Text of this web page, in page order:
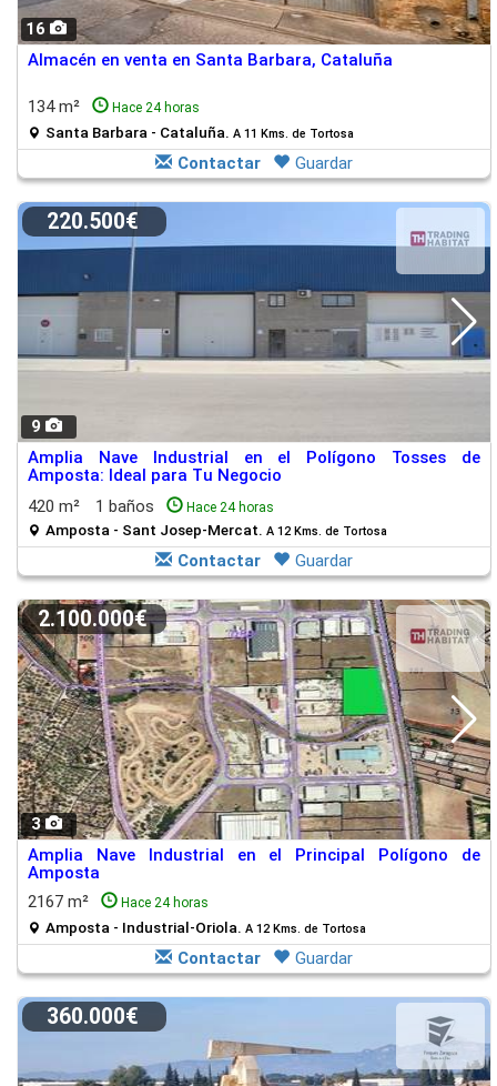
16
Almacén en venta en Santa Barbara, Cataluña
134 m² Hace 24 horas
Santa Barbara - Cataluña. A 11 Kms. de Tortosa
Contactar Guardar
9
220.500€
Amplia Nave Industrial en el Polígono Tosses de
Amposta: Ideal para Tu Negocio
420 m²
1 baños Hace 24 horas
Amposta - Sant Josep-Mercat. A 12 Kms. de Tortosa
Contactar Guardar
3
2.100.000€
Amplia Nave Industrial en el Principal Polígono de
Amposta
2167 m²
Hace 24 horas
Amposta - Industrial-Oriola. A 12 Kms. de Tortosa
Contactar Guardar
360.000€